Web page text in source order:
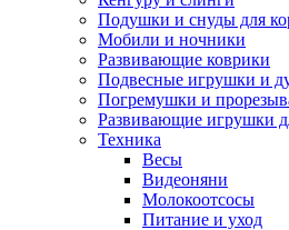
Подушки и снуды для
Мобили и ночники
Развивающие коврики
Подвесные игрушки и
Погремушки и
Развивающие игрушки
Техника
Весы
Видеоняни
Молокоотсосы
Питание и уход